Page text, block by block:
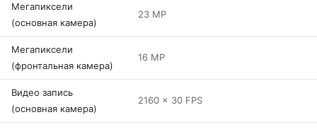
Мегапиксели
(основная камера)
23 MP
Мегапиксели
(фронтальная камера)
16 MP
Видео запись
(основная камера)
2160 x 30 FPS